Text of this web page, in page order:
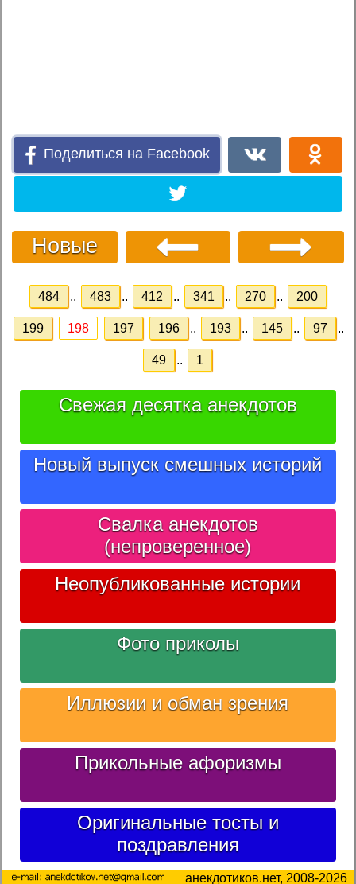
Поделиться на Facebook
Новые
484 .. 483 .. 412 .. 341 .. 270 .. 200
199 198 197 196 .. 193 .. 145 .. 97 ..
49 .. 1
Свежая десятка анекдотов
Новый выпуск смешных историй
Свалка анекдотов
(непроверенное)
Неопубликованные истории
Фото приколы
Иллюзии и обман зрения
Прикольные афоризмы
Оригинальные тосты и
поздравления
анекдотиков.нет, 2008-2026